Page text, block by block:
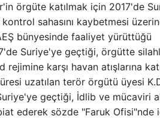
örgüte katılmak için 2017'de
sahasını kaybetmesi
bünyesinde faaliyet yürüttüğü
Suriye'ye geçtiği, örgütte
karşı havan atışlarına
uzatılan terör örgütü üyesi
geçtiği, İdlib ve mücaviri
ederek sözde "Faruk Ofisi"nde